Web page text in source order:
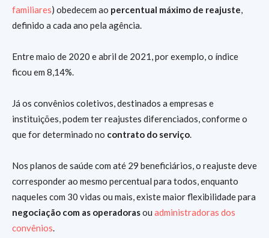
familiares) obedecem ao percentual máximo de reajuste,
definido a cada ano pela agência.
Entre maio de 2020 e abril de 2021, por exemplo, o índice
ficou em 8,14%.
Já os convênios coletivos, destinados a empresas e
instituições, podem ter reajustes diferenciados, conforme o
que for determinado no contrato do serviço.
Nos planos de saúde com até 29 beneficiários, o reajuste deve
corresponder ao mesmo percentual para todos, enquanto
naqueles com 30 vidas ou mais, existe maior flexibilidade para
negociação com as operadorasou administradoras dos
convênios.